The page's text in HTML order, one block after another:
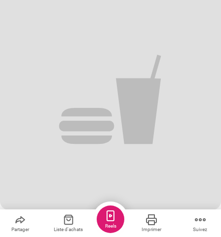
Sauver Partager J'aime
Gâteau au fromage sans gluten
Partager Liste d'achats Imprimer Suivez
Reels